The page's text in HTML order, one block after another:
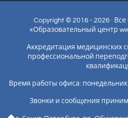
Copyright © 2016 - 2026 ·
«Образовательный центр
Аккредитация медицинских
профессиональной
Время работы офиса: понедельник
Звонки и сообщения